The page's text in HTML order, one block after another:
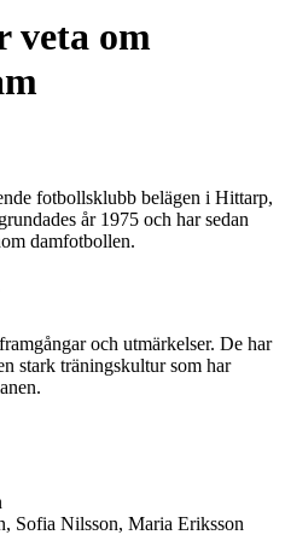
veta om
fotbollsklubb belägen i Hittarp,
år 1975 och har sedan
damfotbollen.
och utmärkelser. De har
stark träningskultur som har
Sofia Nilsson, Maria Eriksson